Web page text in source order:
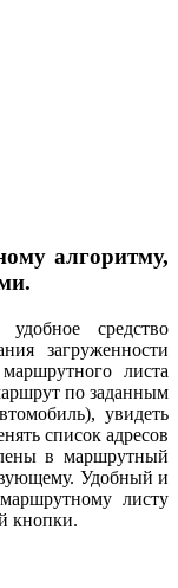
алгоритму,
средство
загруженности
листа
по заданным
увидеть
список адресов
в маршрутный
Удобный и
листу
кнопки.